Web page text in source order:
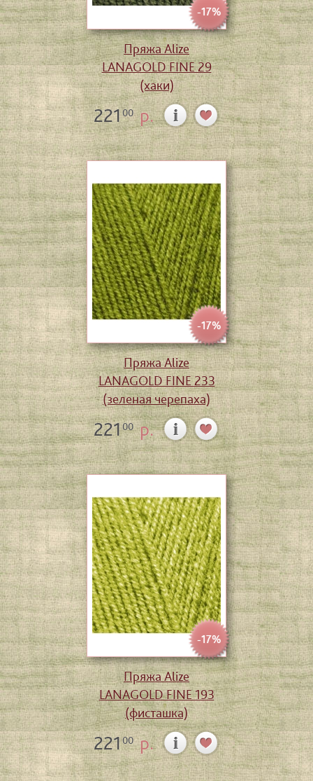
-17%
Пряжа Alize
LANAGOLD FINE 29
(хаки)
22100р.
-17%
Пряжа Alize
LANAGOLD FINE 233
(зеленая черепаха)
22100р.
-17%
Пряжа Alize
LANAGOLD FINE 193
(фисташка)
22100р.